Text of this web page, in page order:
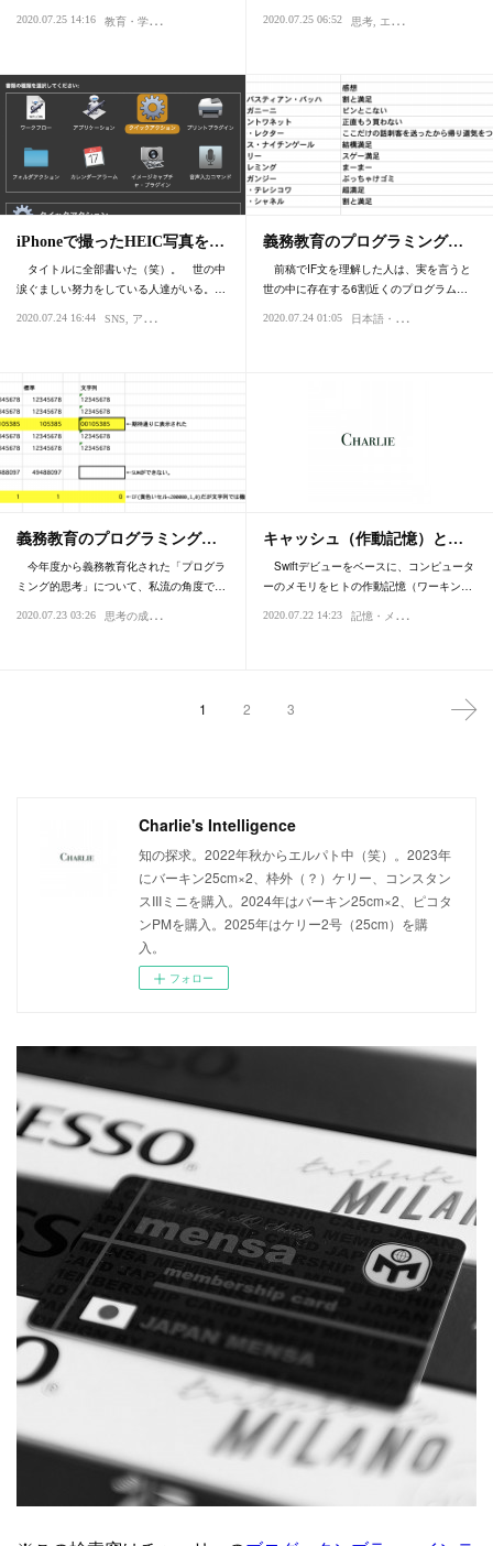
2020.07.25 14:16 教
育・学問・学習 心理・精神性
2020.07.25 06:52 思考 エクセル・データベース
iPhoneで撮ったHEIC写真を…
タイトルに全部書いた（笑）。 世の中
涙ぐましい努力をしている人達がいる。…
2020.07.24 16:44 SNS アップル・Mac・iPhone 写真・画像
義務教育のプログラミング…
前稿でIF文を理解した人は、実を言うと
世の中に存在する6割近くのプログラム…
2020.07.24 01:05 日
本語・国語・文脈理解
義務教育のプログラミング…
今年度から義務教育化された「プログラ
ミング的思考」について、私流の角度で…
2020.07.23 03:26 思
考の成熟度 エクセル・データベース 情報処理 知性・賢さ
キャッシュ（作動記憶）と…
Swiftデビューをベースに、コンピュータ
ーのメモリをヒトの作動記憶（ワーキン…
2020.07.22 14:23 記
憶・メモリ
1 2 3
Charlie's Intelligence
知の探求。2022年秋からエルパト中（笑）。2023年
にバーキン25cm×2、枠外（？）ケリー、コンスタン
スIIIミニを購入。2024年はバーキン25cm×2、ピコタ
ンPMを購入。2025年はケリー2号（25cm）を購
入。
フォロー